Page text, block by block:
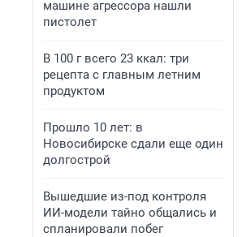
машине агрессора нашли
пистолет
В 100 г всего 23 ккал: три
рецепта с главным летним
продуктом
Прошло 10 лет: в
Новосибирске сдали еще один
долгострой
Вышедшие из-под контроля
ИИ-модели тайно общались и
спланировали побег